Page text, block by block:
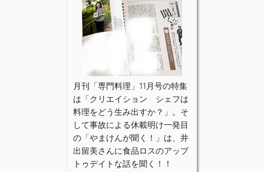
月刊「専門料理」11月号の特集
は「クリエイション シェフは
料理をどう生み出すか？」。そ
して事故による休載明け一発目
の「やまけんが聞く！」は、井
出留美さんに食品ロスのアップ
トゥデイトな話を聞く！！